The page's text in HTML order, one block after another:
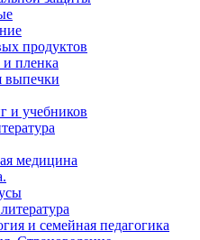
продуктов
и пленка
выпечки
и учебников
медицина
и семейная педагогика